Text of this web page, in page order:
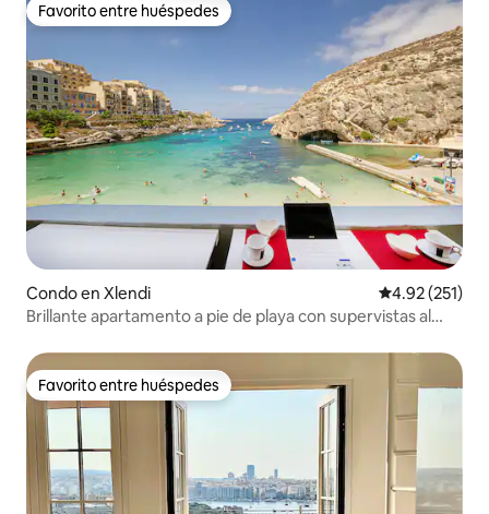
Favorito entre huéspedes
Favorito entre huéspedes
Condo en Xlendi Calificación
4.92 (251)
Brillante apartamento a pie de playa con supervistas al
Favorito entre huéspedes
Favorito entre huéspedes